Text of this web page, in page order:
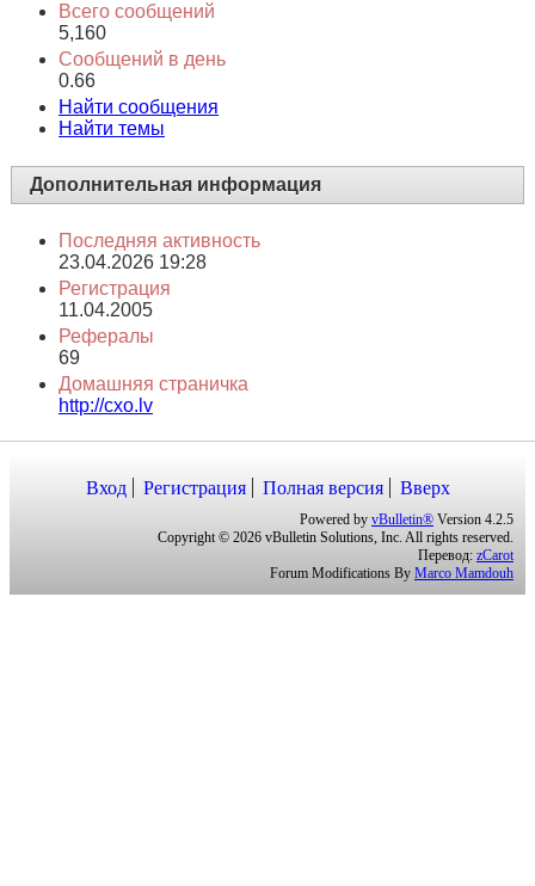
Всего сообщений
5,160
Сообщений в день
0.66
Найти сообщения
Найти темы
Дополнительная информация
Последняя активность
23.04.2026 19:28
Регистрация
11.04.2005
Рефералы
69
Домашняя страничка
http://cxo.lv
Вход Регистрация Полная версия Вверх
Powered by vBulletin® Version 4.2.5
Copyright © 2026 vBulletin Solutions, Inc. All rights reserved.
Перевод: zCarot
Forum Modifications By Marco Mamdouh